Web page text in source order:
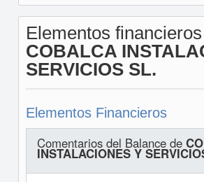
Elementos
COBALCA
SERVICIOS SL.
Elementos Financieros
Comentarios del Balance de
INSTALACIONES Y